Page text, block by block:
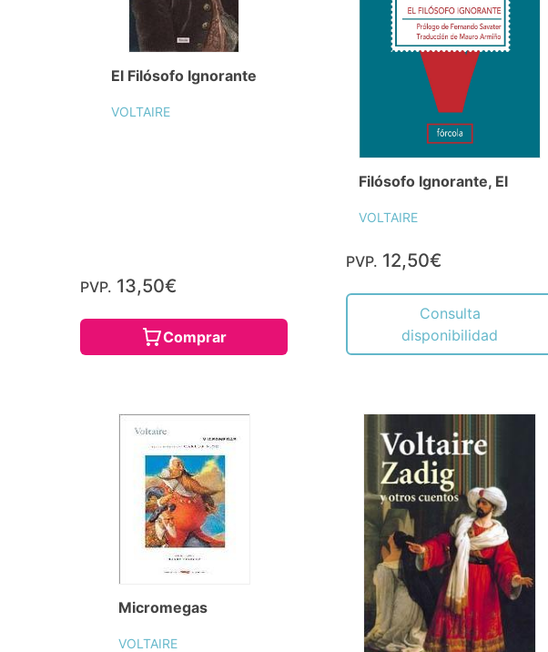
El Filósofo Ignorante
VOLTAIRE
PVP. 13,50€
Comprar
Filósofo Ignorante, El
VOLTAIRE
PVP. 12,50€
Consulta
disponibilidad
Micromegas
VOLTAIRE